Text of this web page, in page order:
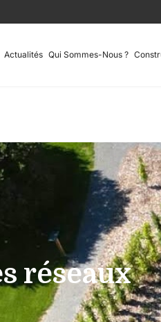
Actualités Qui Sommes-Nous ?
réseaux